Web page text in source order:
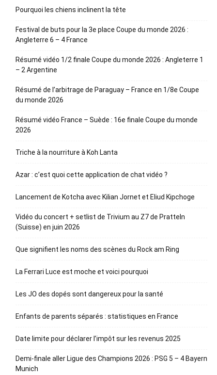
Pourquoi les chiens inclinent la tête
Festival de buts pour la 3e place Coupe du monde 2026 :
Angleterre 6 – 4 France
Résumé vidéo 1/2 finale Coupe du monde 2026 : Angleterre 1
– 2 Argentine
Résumé de l’arbitrage de Paraguay – France en 1/8e Coupe
du monde 2026
Résumé vidéo France – Suède : 16e finale Coupe du monde
2026
Triche à la nourriture à Koh Lanta
Azar : c’est quoi cette application de chat vidéo ?
Lancement de Kotcha avec Kilian Jornet et Eliud Kipchoge
Vidéo du concert + setlist de Trivium au Z7 de Pratteln
(Suisse) en juin 2026
Que signifient les noms des scènes du Rock am Ring
La Ferrari Luce est moche et voici pourquoi
Les JO des dopés sont dangereux pour la santé
Enfants de parents séparés : statistiques en France
Date limite pour déclarer l’impôt sur les revenus 2025
Demi-finale aller Ligue des Champions 2026 : PSG 5 – 4 Bayern
Munich